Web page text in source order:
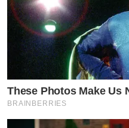
These Photos Make Us
BRAINBERRIES